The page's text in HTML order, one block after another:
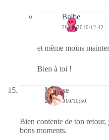
Belbe
29/12/2010/12:42
et même moins
Bien à toi !
Mousse
29/12/2010/10:50
Bien contente de ton retour,
bons moments.